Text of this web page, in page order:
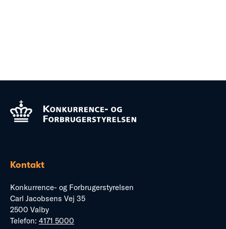
Kontakt
Konkurrence- og Forbrugerstyrelsen
Carl Jacobsens Vej 35
2500 Valby
Telefon: 4171 5000